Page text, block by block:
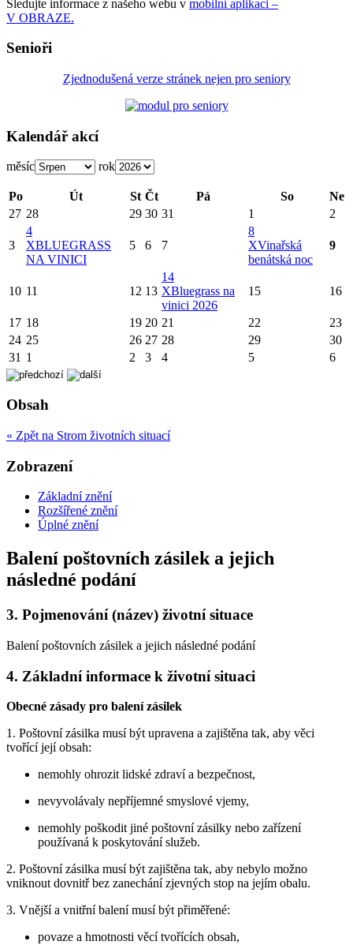
Sledujte informace z našeho webu v mobilní aplikaci –
V OBRAZE.
Senioři
Zjednodušená verze stránek nejen pro seniory
Kalendář akcí
měsíc rok
Po Út St Čt Pá So
Ne
27 28 29 30 31 1 2
3
4
XBLUEGRASS
NA VINICI
5 6 7
8
XVinařská
benátská noc
9
10 11 12 13
14
XBluegrass na
vinici 2026
15 16
17 18 19 20 21 22
23
24 25 26 27 28 29
30
31 1 2 3 4 5 6
Obsah
« Zpět na Strom životních situací
Zobrazení
Základní znění
Rozšířené znění
Úplné znění
Balení poštovních zásilek a jejich
následné podání
3. Pojmenování (název) životní situace
Balení poštovních zásilek a jejich následné podání
4. Základní informace k životní situaci
Obecné zásady pro balení zásilek
1. Poštovní zásilka musí být upravena a zajištěna tak, aby věci
tvořící její obsah:
nemohly ohrozit lidské zdraví a bezpečnost,
nevyvolávaly nepříjemné smyslové vjemy,
nemohly poškodit jiné poštovní zásilky nebo zařízení
používaná k poskytování služeb.
2. Poštovní zásilka musí být zajištěna tak, aby nebylo možno
vniknout dovnitř bez zanechání zjevných stop na jejím obalu.
3. Vnější a vnitřní balení musí být přiměřené:
povaze a hmotnosti věcí tvořících obsah,